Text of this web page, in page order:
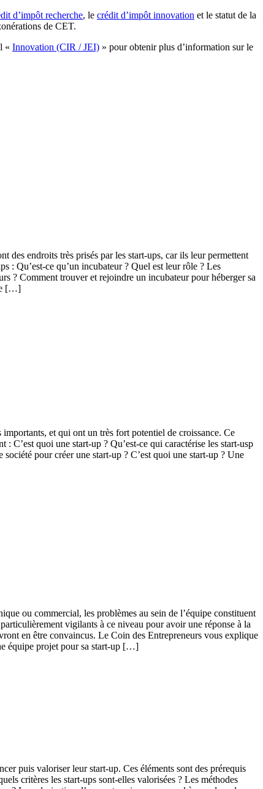
d’impôt recherche, le crédit d’impôt innovation et le statut de la
de CET.
« Innovation (CIR / JEI) » pour obtenir plus d’information sur le
des endroits très prisés par les start-ups, car ils leur permettent
: Qu’est-ce qu’un incubateur ? Quel est leur rôle ? Les
? Comment trouver et rejoindre un incubateur pour héberger sa
[…]
et qui ont un très fort potentiel de croissance. Ce
C’est quoi une start-up ? Qu’est-ce qui caractérise les start-usp
pour créer une start-up ? C’est quoi une start-up ? Une
ou commercial, les problèmes au sein de l’équipe constituent
vigilants à ce niveau pour avoir une réponse à la
en être convaincus. Le Coin des Entrepreneurs vous explique
équipe projet pour sa start-up […]
puis valoriser leur start-up. Ces éléments sont des prérequis
critères les start-ups sont-elles valorisées ? Les méthodes